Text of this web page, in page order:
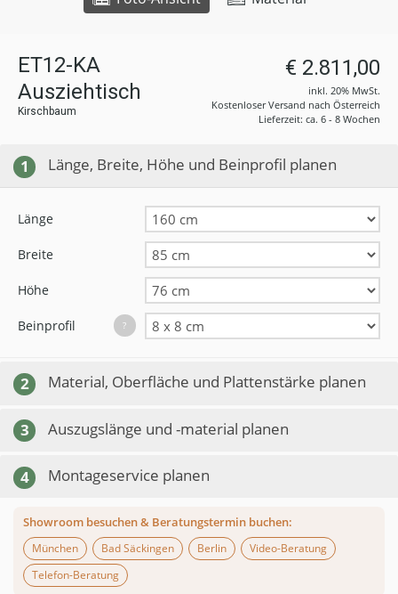
ET12-KA
Ausziehtisch
Kirschbaum
€ 2.811,00
inkl. 20% MwSt.
Kostenloser Versand nach Österreich
Lieferzeit: ca. 6 - 8 Wochen
1 Länge, Breite, Höhe und Beinprofil planen
Länge
Breite
Höhe
Beinprofil ?
2 Material, Oberfläche und Plattenstärke planen
3 Auszugslänge und -material planen
4 Montageservice planen
Showroom besuchen & Beratungstermin buchen:
München
Bad Säckingen Berlin
Video-Beratung
Telefon-Beratung